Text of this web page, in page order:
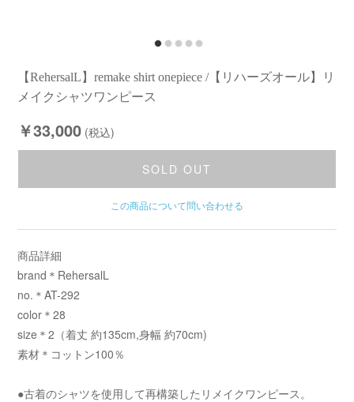
【RehersalL】remake shirt onepiece /【リハーズオール】リ
メイクシャツワンピース
￥33,000 (税込)
SOLD OUT
この商品について問い合わせる
商品詳細
brand＊RehersalL
no.＊AT-292
color＊28
size＊2（着丈 約135cm,身幅 約70cm)
素材＊コットン100％
●古着のシャツを使用して再構築したリメイクワンピース。